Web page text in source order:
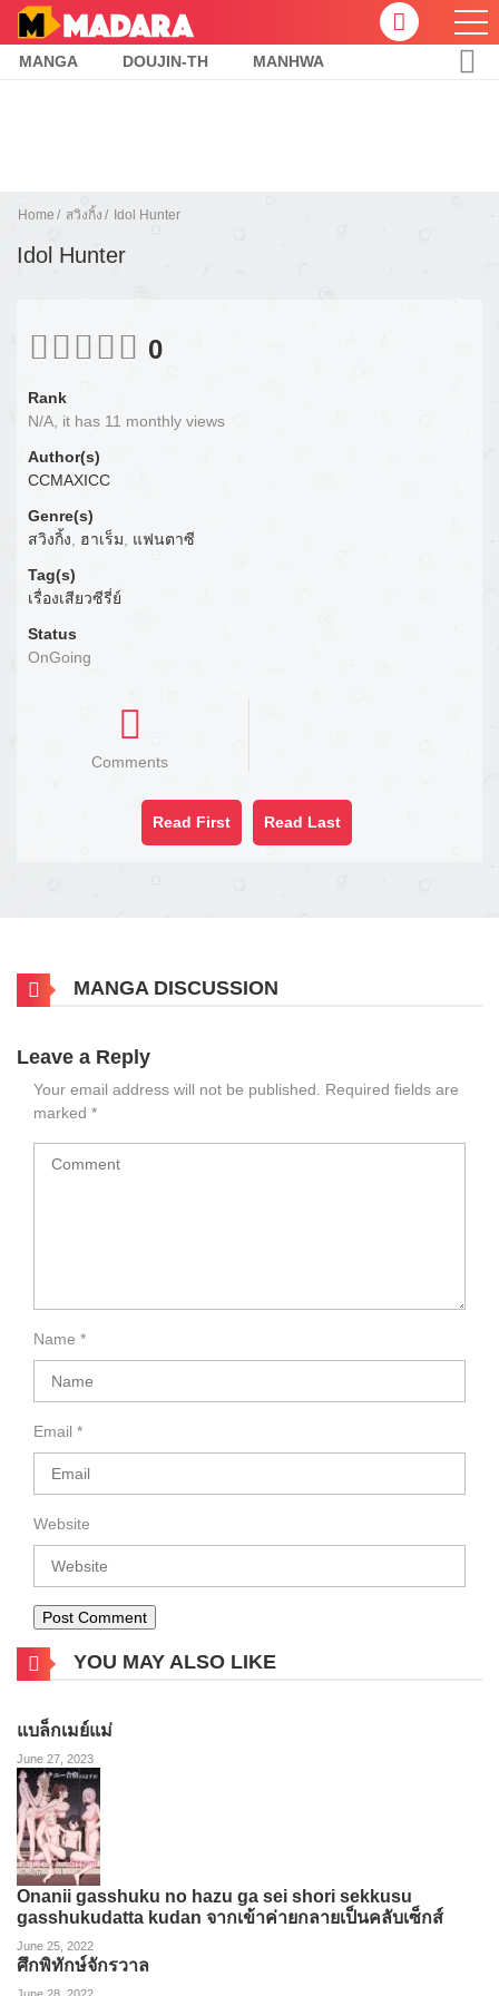
MANGA DOUJIN-TH MANHWA
Home สวิงกิ้ง Idol Hunter
Idol Hunter
0
Rank
N/A, it has 11 monthly views
Author(s)
CCMAXICC
Genre(s)
สวิงกิ้ง, ฮาเร็ม, แฟนตาซี
Tag(s)
เรื่องเสียวซีรี่ย์
Status
OnGoing
Comments
Read First Read Last
MANGA DISCUSSION
Leave a Reply
Your email address will not be published. Required fields are
marked *
Name *
Email *
Website
YOU MAY ALSO LIKE
แบล็กเมย์แม่
June 27, 2023
Onanii gasshuku no hazu ga sei shori sekkusu
gasshukudatta kudan จากเข้าค่ายกลายเป็นคลับเซ็กส์
June 25, 2022
ศึกพิทักษ์จักรวาล